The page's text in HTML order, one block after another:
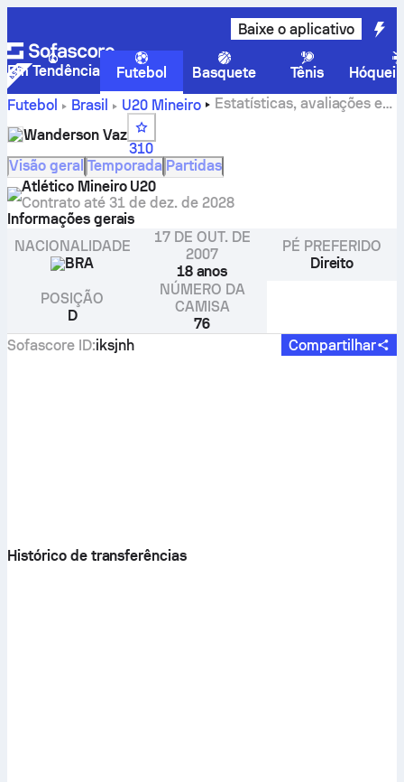
Baixe o aplicativo
Em Tendência Futebol Basquete Tênis
Hóquei
Futebol
Brasil U20 Mineiro
Estatísticas, avaliações e
gols do Wanderson Vaz
Wanderson Vaz
310
Visão geral Temporada Partidas
Atlético Mineiro U20
Contrato até 31 de dez. de 2028
Informações gerais
NACIONALIDADE
BRA
17 DE OUT. DE
2007
18 anos
PÉ PREFERIDO
Direito
POSIÇÃO
D
NÚMERO DA
CAMISA
76
Sofascore ID:iksjnh Compartilhar
Histórico de transferências